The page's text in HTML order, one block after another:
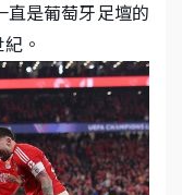
直是葡萄牙足壇的
。